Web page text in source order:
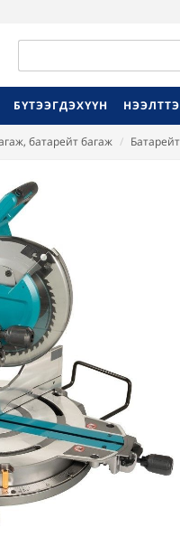
БҮТЭЭГДЭХҮҮН
батарейт багаж